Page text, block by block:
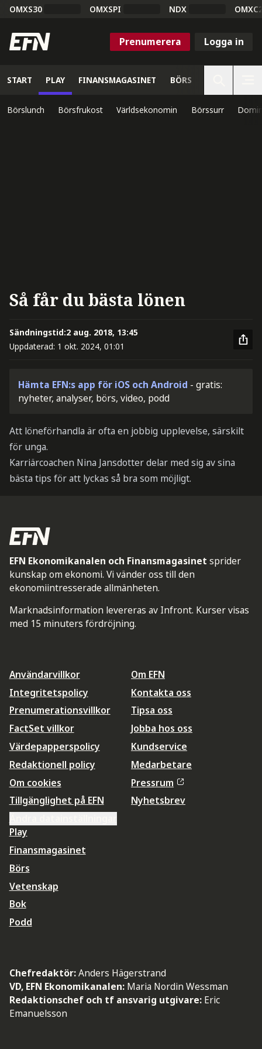
OMXS30 OMXSPI NDX
Prenumerera Logga in
START PLAY FINANSMAGASINET BÖRS
Börslunch Börsfrukost Världsekonomin Börssurr
Så får du bästa lönen
Sändningstid:2 aug. 2018, 13:45
Uppdaterad: 1 okt. 2024, 01:01
Hämta EFN:s app för iOS och Android - gratis:
nyheter, analyser, börs, video, podd
Att löneförhandla är ofta en jobbig upplevelse, särskilt
för unga.
Karriärcoachen Nina Jansdotter delar med sig av sina
bästa tips för att lyckas så bra som möjligt.
EFN Ekonomikanalen och Finansmagasinet sprider
kunskap om ekonomi. Vi vänder oss till den
ekonomiintresserade allmänheten.
Marknadsinformation levereras av Infront. Kurser visas
med 15 minuters fördröjning.
Användarvillkor
Integritetspolicy
Prenumerationsvillkor
FactSet villkor
Värdepapperspolicy
Redaktionell policy
Om cookies
Tillgänglighet på EFN
Om EFN
Kontakta oss
Tipsa oss
Jobba hos oss
Kundservice
Medarbetare
Pressrum
Nyhetsbrev
Play
Finansmagasinet
Börs
Vetenskap
Bok
Podd
Chefredaktör:Anders Hägerstrand
VD, EFN Ekonomikanalen: Maria Nordin Wessman
Redaktionschef och tf ansvarig utgivare: Eric
Emanuelsson